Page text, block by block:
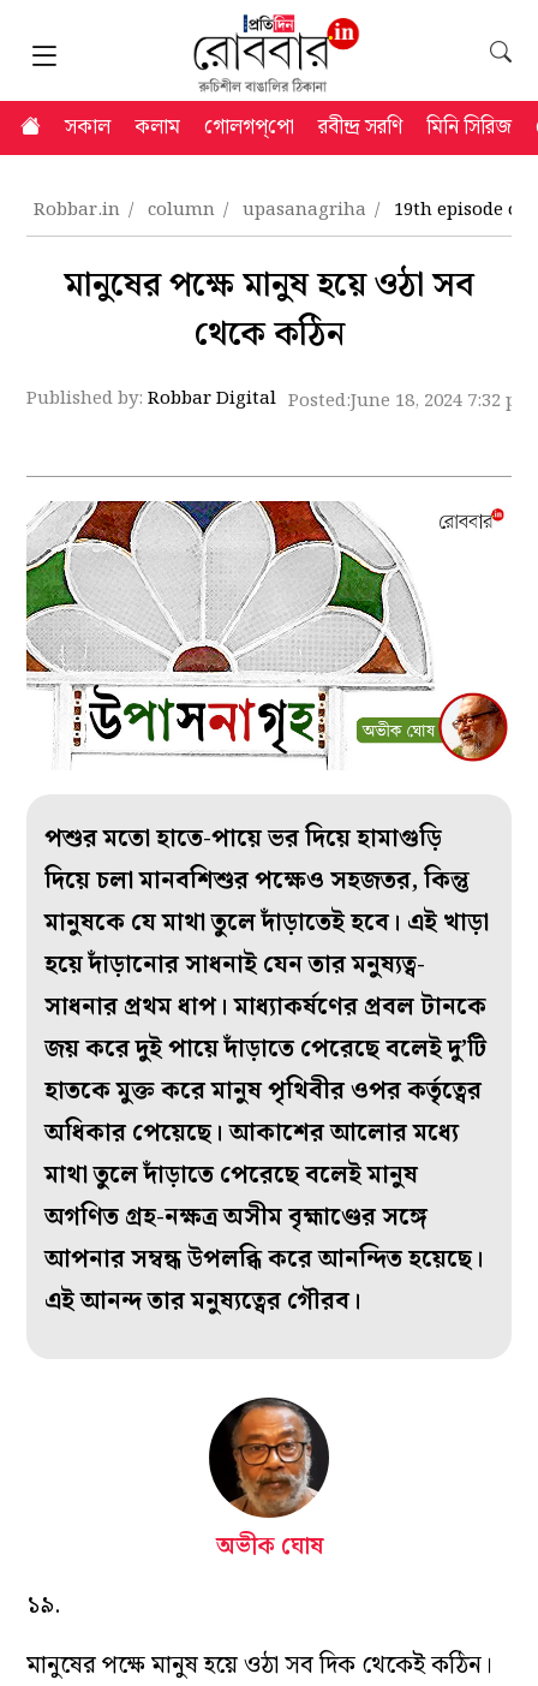
সকাল কলাম গোলগপ্‌পো রবীন্দ্র সরণি মিনি সিরিজ
Robbar.in column upasanagriha 19th episode of
মানুষের পক্ষে মানুষ হয়ে ওঠা সব
থেকে কঠিন
Published by:Robbar Digital Posted:June 18, 2024 7:32 pm
পশুর মতো হাতে-পায়ে ভর দিয়ে হামাগুড়ি
দিয়ে চলা মানবশিশুর পক্ষেও সহজতর, কিন্তু
মানুষকে যে মাথা তুলে দাঁড়াতেই হবে। এই খাড়া
হয়ে দাঁড়ানোর সাধনাই যেন তার মনুষ্যত্ব-
সাধনার প্রথম ধাপ। মাধ্যাকর্ষণের প্রবল টানকে
জয় করে দুই পায়ে দাঁড়াতে পেরেছে বলেই দু’টি
হাতকে মুক্ত করে মানুষ পৃথিবীর ওপর কর্তৃত্বের
অধিকার পেয়েছে। আকাশের আলোর মধ্যে
মাথা তুলে দাঁড়াতে পেরেছে বলেই মানুষ
অগণিত গ্রহ-নক্ষত্র অসীম বৃহ্মাণ্ডের সঙ্গে
আপনার সম্বন্ধ উপলব্ধি করে আনন্দিত হয়েছে।
এই আনন্দ তার মনুষ্যত্বের গৌরব।
অভীক ঘোষ
১৯.
মানুষের পক্ষে মানুষ হয়ে ওঠা সব দিক থেকেই কঠিন।